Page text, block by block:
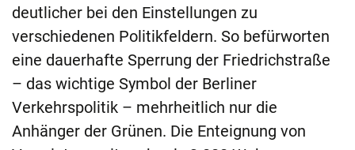
deutlicher bei den Einstellungen zu
verschiedenen Politikfeldern. So befürworten
eine dauerhafte Sperrung der Friedrichstraße
– das wichtige Symbol der Berliner
Verkehrspolitik – mehrheitlich nur die
Anhänger der Grünen. Die Enteignung von